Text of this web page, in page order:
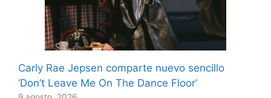
Carly Rae Jepsen comparte nuevo sencillo
‘Don’t Leave Me On The Dance Floor’